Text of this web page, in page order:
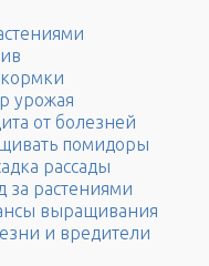
урожая
от болезней
помидоры
рассады
за растениями
выращивания
и вредители